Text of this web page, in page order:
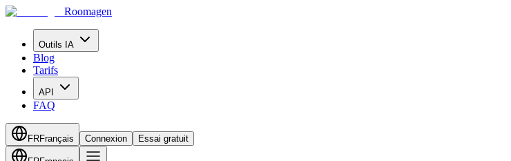
Roomagen
Outils IA
Blog
Tarifs
API
FAQ
FRFrançais Connexion Essai gratuit